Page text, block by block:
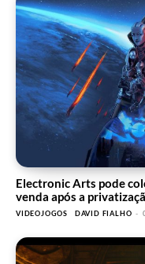
Electronic Arts pode
venda após a
VIDEOJOGOS DAVID FIALHO -